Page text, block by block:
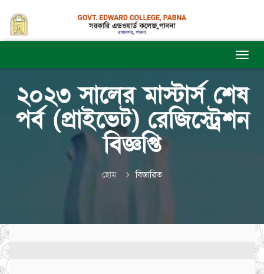
২০২৩ সালের মাস্টার্স শেষ
পর্ব (প্রাইভেট) রেজিস্ট্রেশন
বিজ্ঞপ্তি
হোম বিস্তারিত